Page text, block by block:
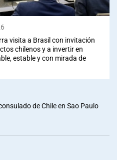
visita a Brasil con invitación
chilenos y a invertir en
estable y con mirada de
de Chile en Sao Paulo